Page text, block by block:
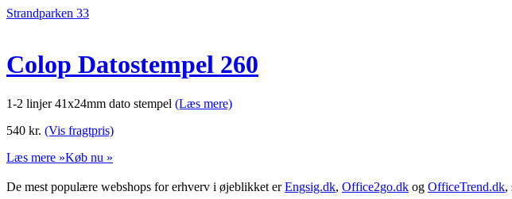
Strandparken 33
Colop Datostempel 260
1-2 linjer 41x24mm dato stempel (Læs mere)
540 kr. (Vis fragtpris)
Læs mere »Køb nu »
De mest populære webshops for erhverv i øjeblikket erEngsig.dk, Office2go.dk og OfficeTrend.dk,